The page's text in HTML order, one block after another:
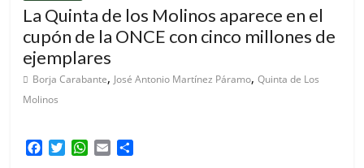
La Quinta de los Molinos aparece en el
cupón de la ONCE con cinco millones de
ejemplares
Borja Carabante, José Antonio Martínez Páramo,Quinta de Los
Molinos
W